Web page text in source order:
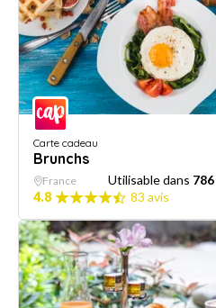
Carte cadeau
Brunchs
France Utilisable dans 786
4.8
83 avis